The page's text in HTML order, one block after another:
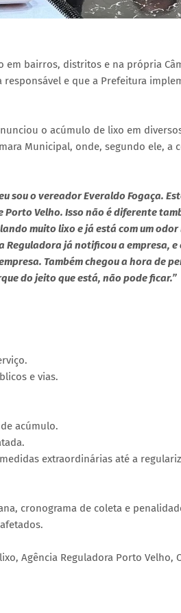
em bairros, distritos e na própria
e que a Prefeitura
o acúmulo de lixo em
Municipal, onde, segundo ele, a
sou o vereador Everaldo Fogaça.
Velho. Isso não é diferente
muito lixo e já está com um odor
já notificou a empresa, e
Também chegou a hora de
do jeito que está, não pode ficar.”
e vias.
acúmulo.
extraordinárias até a
cronograma de coleta e
Agência Reguladora Porto Velho,